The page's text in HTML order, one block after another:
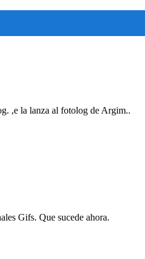
,e la lanza al fotolog de Argim..
Gifs. Que sucede ahora.